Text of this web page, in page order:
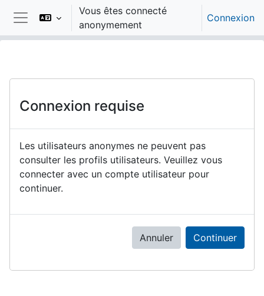
Passer au contenu principal
Panneau latéral
Vous êtes connecté
anonymement
Connexion
Connexion requise
Les utilisateurs anonymes ne peuvent pas
consulter les profils utilisateurs. Veuillez vous
connecter avec un compte utilisateur pour
continuer.
Annuler Continuer